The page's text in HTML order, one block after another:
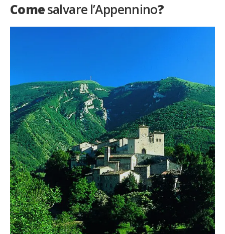
Comesalvare l’Appennino?